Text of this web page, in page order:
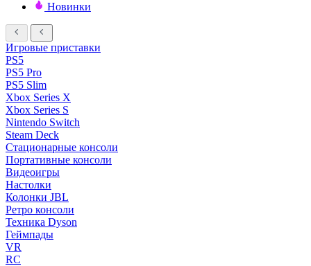
Новинки
Игровые приставки
PS5
PS5 Pro
PS5 Slim
Xbox Series X
Xbox Series S
Nintendo Switch
Steam Deck
Стационарные консоли
Портативные консоли
Видеоигры
Настолки
Колонки JBL
Ретро консоли
Техника Dyson
Геймпады
VR
RC